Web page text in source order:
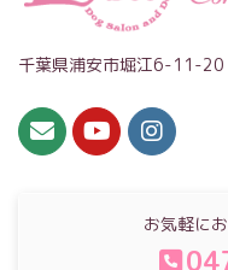
千葉県浦安市堀江6-11-20
お気軽に